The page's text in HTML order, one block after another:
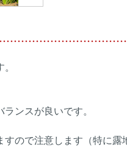
ンスが良いです。
ので注意します（特に露